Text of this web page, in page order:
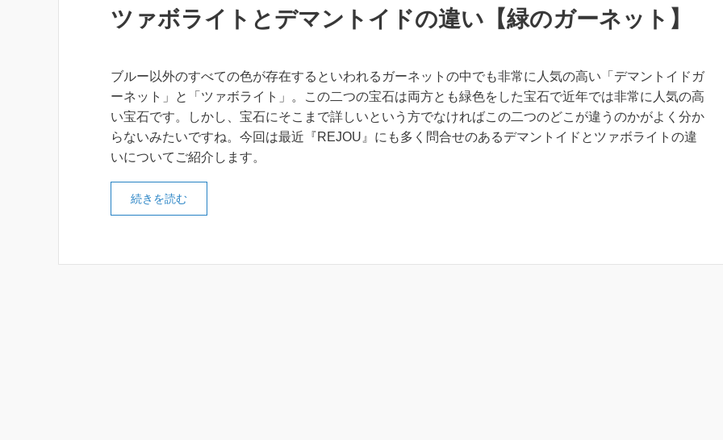
ツァボライトとデマントイドの違い【緑のガーネット】
ブルー以外のすべての色が存在するといわれるガーネットの中でも非常に人気の高い「デマントイドガ
ーネット」と「ツァボライト」。この二つの宝石は両方とも緑色をした宝石で近年では非常に人気の高
い宝石です。しかし、宝石にそこまで詳しいという方でなければこの二つのどこが違うのかがよく分か
らないみたいですね。今回は最近『REJOU』にも多く問合せのあるデマントイドとツァボライトの違
いについてご紹介します。
続きを読む